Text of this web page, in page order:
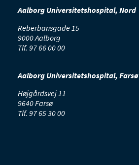
Aalborg Universitetshospital, Nord
Reberbansgade 15
9000 Aalborg
Tlf. 97 66 00 00
Aalborg Universitetshospital, Farsø
Højgårdsvej 11
9640 Farsø
Tlf. 97 65 30 00